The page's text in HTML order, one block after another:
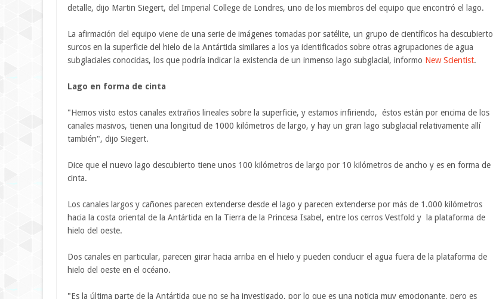
detalle, dijo Martin Siegert, del Imperial College de Londres, uno de los miembros del equipo que encontró el lago.
La afirmación del equipo viene de una serie de imágenes tomadas por satélite, un grupo de científicos ha descubierto
surcos en la superficie del hielo de la Antártida similares a los ya identificados sobre otras agrupaciones de agua
subglaciales conocidas, los que podría indicar la existencia de un inmenso lago subglacial, informo New Scientist.
Lago en forma de cinta
"Hemos visto estos canales extraños lineales sobre la superficie, y estamos infiriendo, éstos están por encima de los
canales masivos, tienen una longitud de 1000 kilómetros de largo, y hay un gran lago subglacial relativamente allí
también", dijo Siegert.
Dice que el nuevo lago descubierto tiene unos 100 kilómetros de largo por 10 kilómetros de ancho y es en forma de
cinta.
Los canales largos y cañones parecen extenderse desde el lago y parecen extenderse por más de 1.000 kilómetros
hacia la costa oriental de la Antártida en la Tierra de la Princesa Isabel, entre los cerros Vestfold y la plataforma de
hielo del oeste.
Dos canales en particular, parecen girar hacia arriba en el hielo y pueden conducir el agua fuera de la plataforma de
hielo del oeste en el océano.
"Es la última parte de la Antártida que no se ha investigado, por lo que es una noticia muy emocionante, pero es